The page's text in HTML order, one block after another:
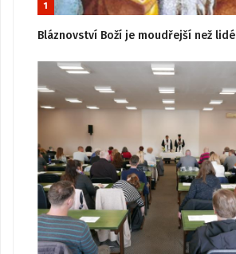
1
Bláznovství Boží je moudřejší než lidé